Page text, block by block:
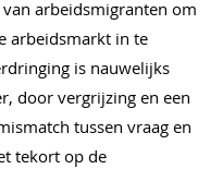
OVERHEID EN
BESTUUR
arbeidsmigranten om
arbeidsmarkt in te
is nauwelijks
door vergrijzing en een
tussen vraag en
tekort op de